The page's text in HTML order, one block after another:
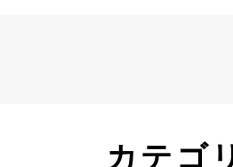
カテゴ